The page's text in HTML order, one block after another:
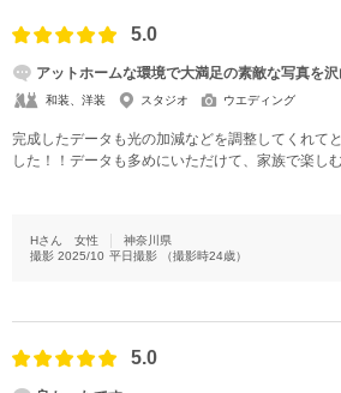
5.0
アットホームな環境で大満足の素敵な写真を
和装、洋装 スタジオ ウエディング
完成したデータも光の加減などを調整してくれて
した！！データも多めにいただけて、家族で楽し
Hさん 女性
神奈川県
撮影 2025/10 平日撮影 （撮影時24歳）
5.0